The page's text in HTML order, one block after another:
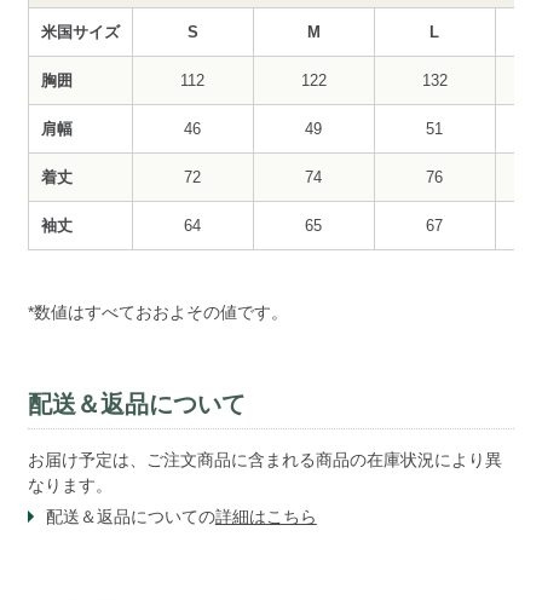
米国サイズ S M L
胸囲 112 122 132
肩幅 46 49 51
着丈 72 74 76
袖丈 64 65 67
*数値はすべておおよその値です。
配送＆返品について
お届け予定は、ご注文商品に含まれる商品の在庫状況により異
なります。
配送＆返品についての詳細はこちら